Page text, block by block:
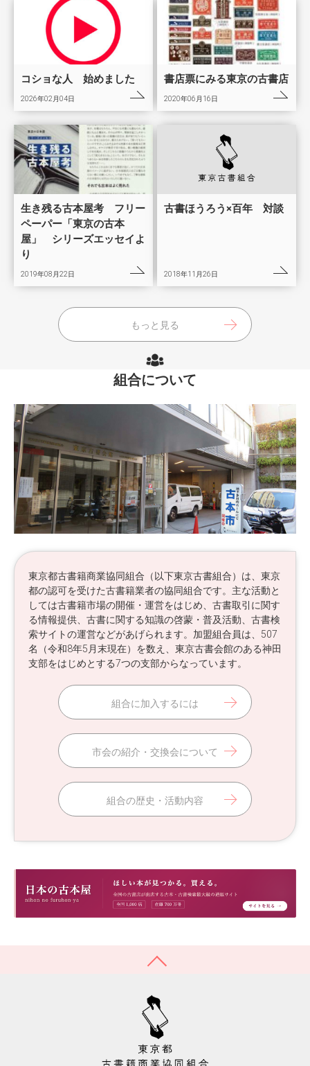
コショな人 始めました
2026年02月04日
書店票にみる東京の古書店
2020年06月16日
生き残る古本屋考 フリー
ペーパー「東京の古本
屋」 シリーズエッセイよ
り
2019年08月22日
古書ほうろう×百年 対談
2018年11月26日
もっと見る
組合について
東京都古書籍商業協同組合（以下東京古書組合）は、東京
都の認可を受けた古書籍業者の協同組合です。主な活動と
しては古書籍市場の開催・運営をはじめ、古書取引に関す
る情報提供、古書に関する知識の啓蒙・普及活動、古書検
索サイトの運営などがあげられます。加盟組合員は、507
名（令和8年5月末現在）を数え、東京古書会館のある神田
支部をはじめとする7つの支部からなっています。
組合に加入するには
市会の紹介・交換会について
組合の歴史・活動内容